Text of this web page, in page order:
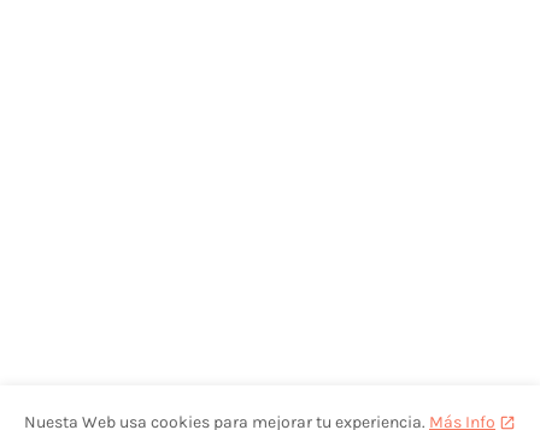
Nuesta Web usa cookies para mejorar tu experiencia. Más Info